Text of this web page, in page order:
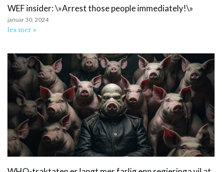
WEF insider: \»Arrest those people immediately!\»
januar 30, 2024
les mer »